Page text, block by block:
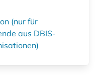
(nur für
aus DBIS-